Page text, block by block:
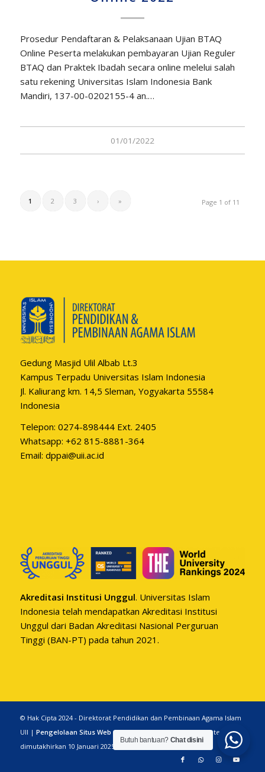
Prosedur Pendaftaran & Pelaksanaan Ujian BTAQ
Online Peserta melakukan pembayaran Ujian Reguler
BTAQ dan Praktek Ibadah secara online melelui salah
satu rekening Universitas Islam Indonesia Bank
Mandiri, 137-00-0202155-4 an.…
01/01/2022
Page 1 of 11
1 2 3 › »
Gedung Masjid Ulil Albab Lt.3
Kampus Terpadu Universitas Islam Indonesia
Jl. Kaliurang km. 14,5 Sleman, Yogyakarta 55584
Indonesia
Telepon: 0274-898444 Ext. 2405
Whatsapp: +62 815-8881-364
Email: dppai@uii.ac.id
Akreditasi Institusi Unggul. Universitas Islam
Indonesia telah mendapatkan Akreditasi Institusi
Unggul dari Badan Akreditasi Nasional Perguruan
Tinggi (BAN-PT) pada tahun 2021.
© Hak Cipta 2024 - Direktorat Pendidikan dan Pembinaan Agama Islam
UII | Pengelolaan Situs Web |Pernyataan Sangkalan| Konten
dimutakhirkan 10 Januari 2025
Butuh bantuan? Chat disini